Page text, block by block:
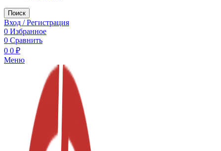
Поиск
Вход / Регистрация
0 Избранное
0 Сравнить
0 0 ₽
Меню